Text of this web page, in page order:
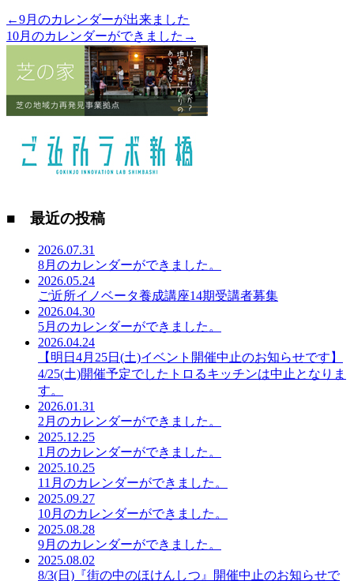
←9月のカレンダーが出来ました
10月のカレンダーができました→
■ 最近の投稿
2026.07.31
8月のカレンダーができました。
2026.05.24
ご近所イノベータ養成講座14期受講者募集
2026.04.30
5月のカレンダーができました。
2026.04.24
【明日4月25日(土)イベント開催中止のお知らせです】
4/25(土)開催予定でしたトロるキッチンは中止となりま
す。
2026.01.31
2月のカレンダーができました。
2025.12.25
1月のカレンダーができました。
2025.10.25
11月のカレンダーができました。
2025.09.27
10月のカレンダーができました。
2025.08.28
9月のカレンダーができました。
2025.08.02
8/3(日)『街の中のほけんしつ』開催中止のお知らせで